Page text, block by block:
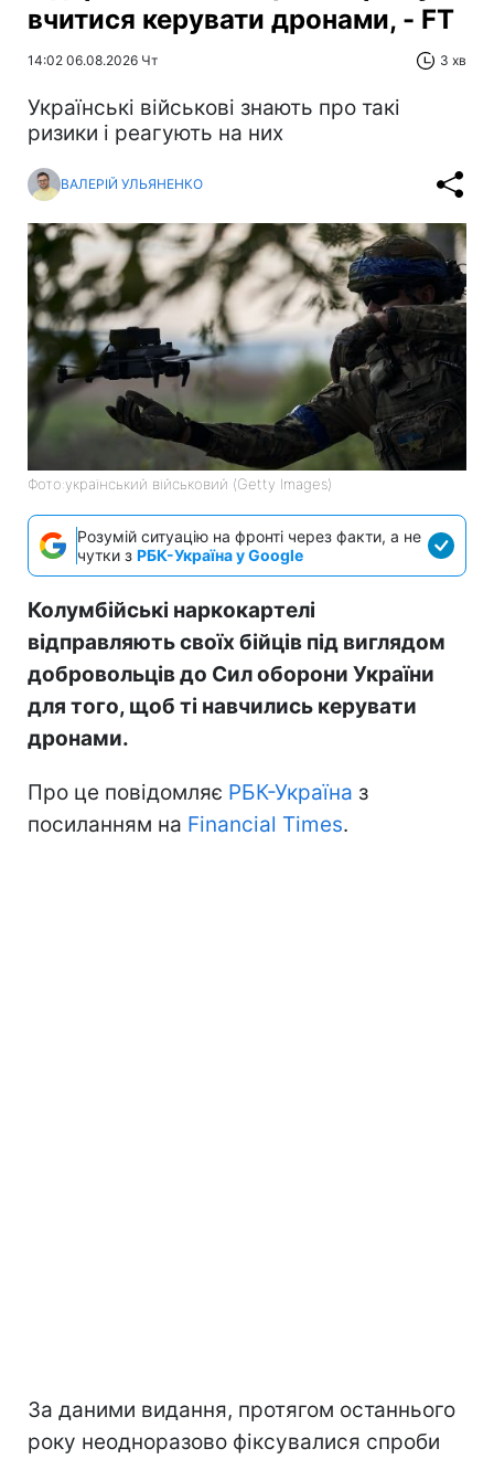
вчитися керувати дронами, - FT
14:02 06.08.2026 Чт 3 хв
Українські військові знають про такі
ризики і реагують на них
ВАЛЕРІЙ УЛЬЯНЕНКО
Фото:український військовий (Getty Images)
Розумій ситуацію на фронті через факти, а не
чутки з РБК-Україна у Google
Колумбійські наркокартелі
відправляють своїх бійців під виглядом
добровольців до Сил оборони України
для того, щоб ті навчились керувати
дронами.
Про це повідомляє РБК-Україна з
посиланням на Financial Times.
За даними видання, протягом останнього
року неодноразово фіксувалися спроби